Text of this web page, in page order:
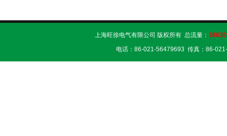
上海旺徐电气有限公司 版权所有 总流量：
电话：86-021-56479693 传真：86-